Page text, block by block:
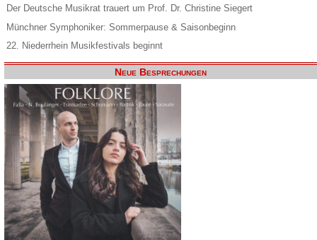
Der Deutsche Musikrat trauert um Prof. Dr. Christine Siegert
Münchner Symphoniker: Sommerpause & Saisonbeginn
22. Niederrhein Musikfestivals beginnt
Neue Besprechungen